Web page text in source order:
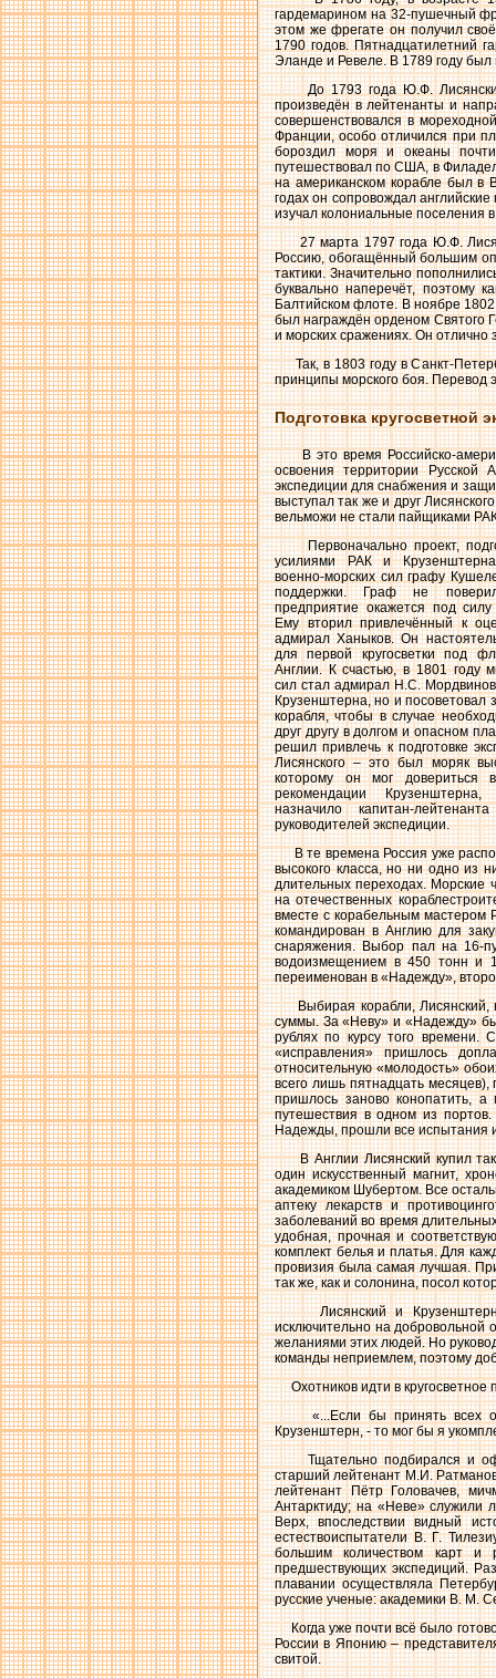
гардемарином на 32-пушечный
этом же фрегате он получил
1790 годов. Пятнадцатилетний
Эланде и Ревеле. В 1789 году
До 1793 года Ю.Ф. Лисянский
произведён в лейтенанты и
совершенствовался в
Франции, особо отличился при
бороздил моря и океаны
путешествовал по США, в
на американском корабле был в
годах он сопровождал
изучал колониальные поселения
27 марта 1797 года Ю.Ф.
Россию, обогащённый большим
тактики. Значительно
буквально наперечёт, поэтому
Балтийском флоте. В ноябре
был награждён орденом Святого
и морских сражениях. Он отлично
Так, в 1803 году в Санкт-
принципы морского боя. Перевод
Подготовка кругосветной
В это время Российско-
освоения территории Русской
экспедиции для снабжения и
выступал так же и друг
вельможи не стали пайщиками
Первоначально проект,
усилиями РАК и
военно-морских сил графу
поддержки. Граф не
предприятие окажется под
Ему вторил привлечённый к
адмирал Ханыков. Он
для первой кругосветки под
Англии. К счастью, в 1801 году
сил стал адмирал Н.С.
Крузенштерна, но и посоветовал
корабля, чтобы в случае
друг другу в долгом и опасном
решил привлечь к подготовке
Лисянского – это был моряк
которому он мог довериться
рекомендации
назначило капитан-
руководителей экспедиции.
В те времена Россия уже
высокого класса, но ни одно из
длительных переходах. Морские
на отечественных
вместе с корабельным мастером
командирован в Англию для
снаряжения. Выбор пал на 16-
водоизмещением в 450 тонн и
переименован в «Надежду»,
Выбирая корабли, Лисянский,
суммы. За «Неву» и «Надежду»
рублях по курсу того
«исправления» пришлось
относительную «молодость»
всего лишь пятнадцать
пришлось заново конопатить,
путешествия в одном из
Надежды, прошли все испытания
В Англии Лисянский купил
один искусственный магнит,
академиком Шубертом. Все
аптеку лекарств и
заболеваний во время
удобная, прочная и
комплект белья и платья. Для
провизия была самая лучшая.
так же, как и солонина, посол
Лисянский и Крузенштерн
исключительно на добровольной
желаниями этих людей. Но
команды неприемлем, поэтому
Охотников идти в кругосветное
«...Если бы принять всех
Крузенштерн, - то мог бы я
Тщательно подбирался и
старший лейтенант М.И.
лейтенант Пётр Головачев,
Антарктиду; на «Неве»
Верх, впоследствии видный
естествоиспытатели В. Г.
большим количеством карт и
предшествующих экспедиций.
плавании осуществляла
русские ученые: академики В. М.
Когда уже почти всё было
России в Японию –
свитой.